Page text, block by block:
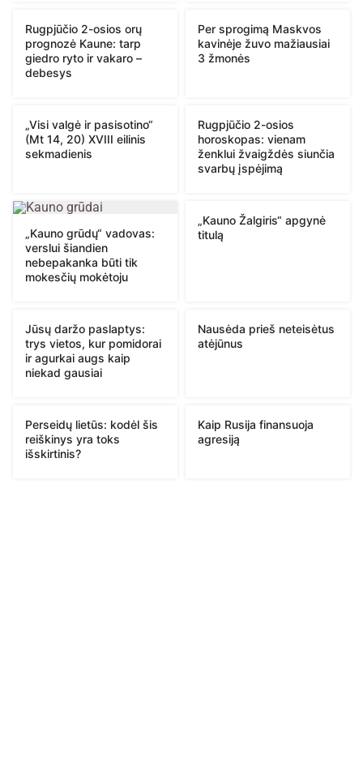
Rugpjūčio 2-osios orų
prognozė Kaune: tarp
giedro ryto ir vakaro –
debesys
Per sprogimą Maskvos
kavinėje žuvo mažiausiai
3 žmonės
„Visi valgė ir pasisotino“
(Mt 14, 20) XVIII eilinis
sekmadienis
Rugpjūčio 2-osios
horoskopas: vienam
ženklui žvaigždės siunčia
svarbų įspėjimą
„Kauno grūdų“ vadovas:
verslui šiandien
nebepakanka būti tik
mokesčių mokėtoju
„Kauno Žalgiris“ apgynė
titulą
Jūsų daržo paslaptys:
trys vietos, kur pomidorai
ir agurkai augs kaip
niekad gausiai
Nausėda prieš neteisėtus
atėjūnus
Perseidų lietūs: kodėl šis
reiškinys yra toks
išskirtinis?
Kaip Rusija finansuoja
agresiją